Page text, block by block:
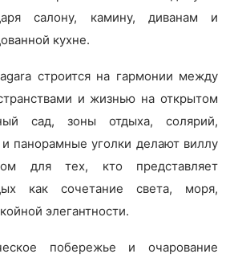
салону, камину, диванам и
кухне.
строится на гармонии между
и жизнью на открытом
сад, зоны отдыха, солярий,
панорамные уголки делают виллу
для тех, кто представляет
как сочетание света, моря,
элегантности.
побережье и очарование